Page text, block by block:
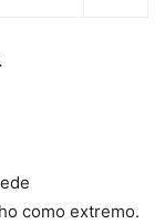
como extremo.